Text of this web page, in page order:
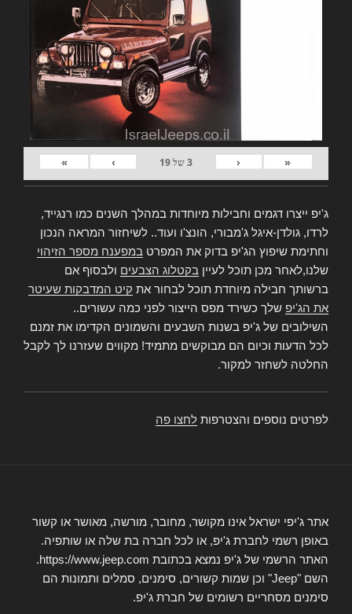
«
‹
3של19
›
»
ג'יפ ייצרו דגמים וחבילות מיוחדות במהלך השנים כמו רנגייד,
לרדו, גולדן-איגל ג'מבורי, הונצ'ו ועוד.. לשיחזור המראה הנכון
וחתימת שיפוץ הג'יפ בדוק את המפרט במפענח מספר הזיהוי
שלנו,לאחר מכן תוכל לעיין בקטלוג הצבעים ולבסוף אם
ברשותך חבילה מיוחדת תוכל לבחור את קיט המדבקות שעיטר
את הג'יפ שלך כשירד מפס הייצור לפני כמה עשורים..
השילובים של ג'יפ בשנות השבעים והשמונים הקדימו את זמנם
לכל הדעות וכיום הם מבוקשים מתמיד! מקווים שעזרנו לך לקבל
החלטה לשחזר למקור.
לפרטים נוספים והצטרפות לחצו פה
אתר ג'יפי ישראל אינו מקושר, מחובר, מורשה, מאושר או קשור
באופן רשמי לחברת ג'יפ, או לכל חברה בת שלה או שותפיה.
האתר הרשמי של ג'יפ נמצא בכתובת https://www.jeep.com.
השם "Jeep" וכן שמות קשורים, סימנים, סמלים ותמונות הם
סימנים מסחריים רשומים של חברת ג'יפ.